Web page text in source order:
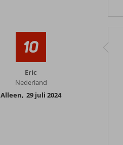
10
Eric
Nederland
Alleen, 29 juli 2024